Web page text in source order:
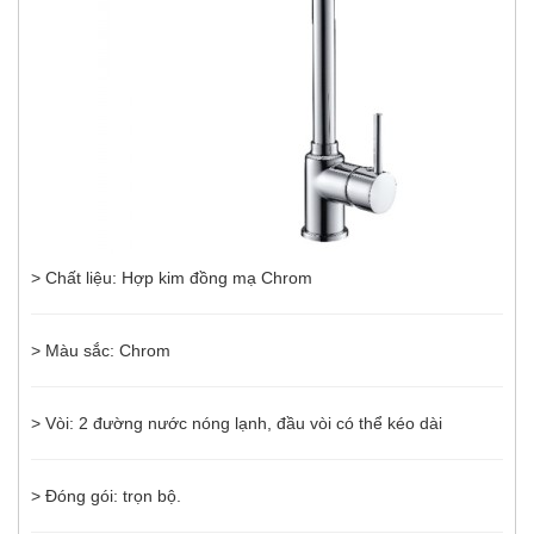
> Chất liệu: Hợp kim đồng mạ Chrom
> Màu sắc: Chrom
> Vòi: 2 đường nước nóng lạnh, đầu vòi có thể kéo dài
> Đóng gói: trọn bộ.